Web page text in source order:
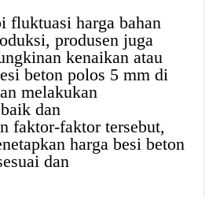
fluktuasi harga bahan
produsen juga
kenaikan atau
beton polos 5 mm di
melakukan
dan
faktor-faktor tersebut,
harga besi beton
dan